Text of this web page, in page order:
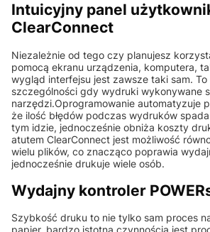
Intuicyjny panel
ClearConnect
Niezależnie od tego czy planujesz
pomocą ekranu urządzenia, komputera,
wygląd interfejsu jest zawsze taki sam. To
szczególności gdy wydruki wykonywane
narzędzi.Oprogramowanie automatyzuje
że ilość błędów podczas wydruków
tym idzie, jednocześnie obniża koszty
atutem ClearConnect jest możliwość
wielu plików, co znacząco poprawia
jednocześnie drukuje wiele osób.
Wydajny kontroler
Szybkość druku to nie tylko sam proces